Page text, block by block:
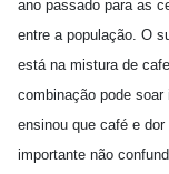
ano passado para as
entre a população. O
está na mistura de
combinação pode
ensinou que café e
importante não